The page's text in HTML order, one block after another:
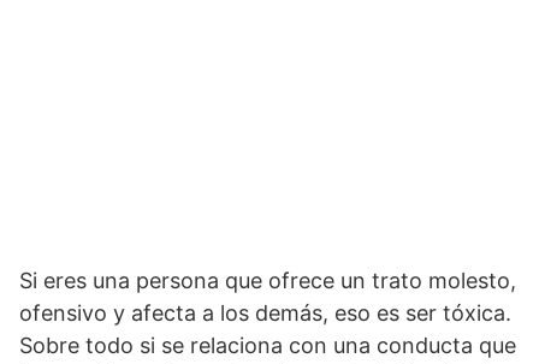
Si eres una persona que ofrece un trato molesto,
ofensivo y afecta a los demás, eso es ser tóxica.
Sobre todo si se relaciona con una conducta que